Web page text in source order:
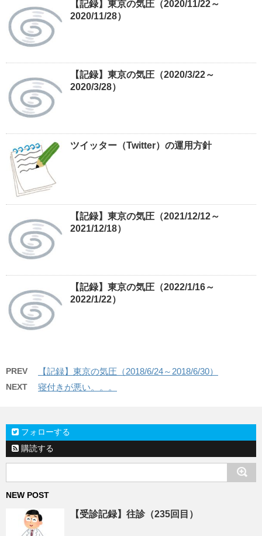
【記録】東京の気圧（2020/11/22～
2020/11/28）
【記録】東京の気圧（2020/3/22～
2020/3/28）
ツイッター（Twitter）の運用方針
【記録】東京の気圧（2021/12/12～
2021/12/18）
【記録】東京の気圧（2022/1/16～
2022/1/22）
PREV 【記録】東京の気圧（2018/6/24～2018/6/30）
NEXT 寝付きが悪い。。。
フォローする
購読する
NEW POST
【受診記録】往診（235回目）